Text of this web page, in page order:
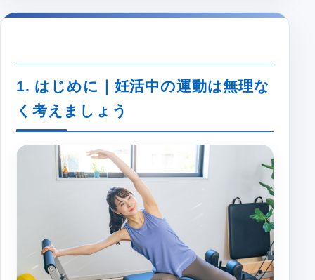
1. はじめに｜妊活中の運動は無理な
く考えましょう